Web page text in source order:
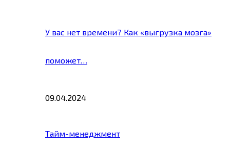
У вас нет времени? Как «выгрузка мозга»
поможет…
09.04.2024
Тайм-менеджмент